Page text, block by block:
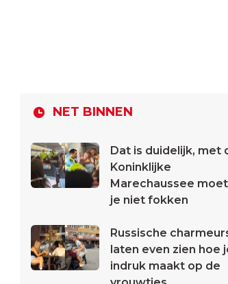
NET BINNEN
Dat is duidelijk, met
Koninklijke
Marechaussee moet
je niet fokken
Russische
laten even zien hoe
indruk maakt op de